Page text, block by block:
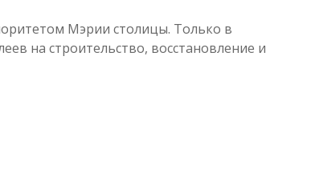
Мэрии столицы. Только в
на строительство, восстановление и